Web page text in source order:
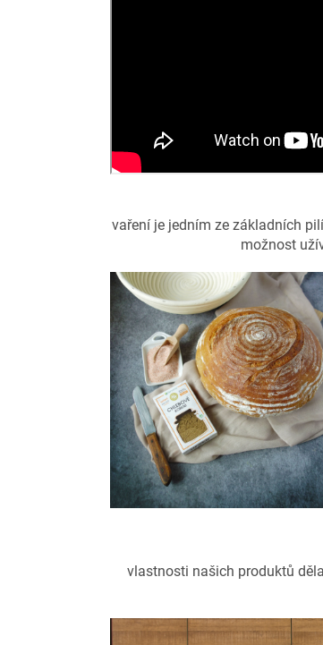
vaření je jedním ze základních
možnost
vlastnosti našich produktů